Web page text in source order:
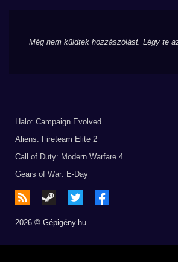
Még nem küldtek hozzászólást. Légy te
Halo: Campaign Evolved
Aliens: Fireteam Elite 2
Call of Duty: Modern Warfare 4
Gears of War: E-Day
2026 © Gépigény.hu